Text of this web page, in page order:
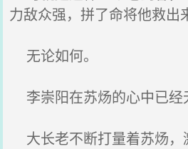
力敌众强，拼了命将他救出
无论如何。
李崇阳在苏炀的心中已经
大长老不断打量着苏炀，